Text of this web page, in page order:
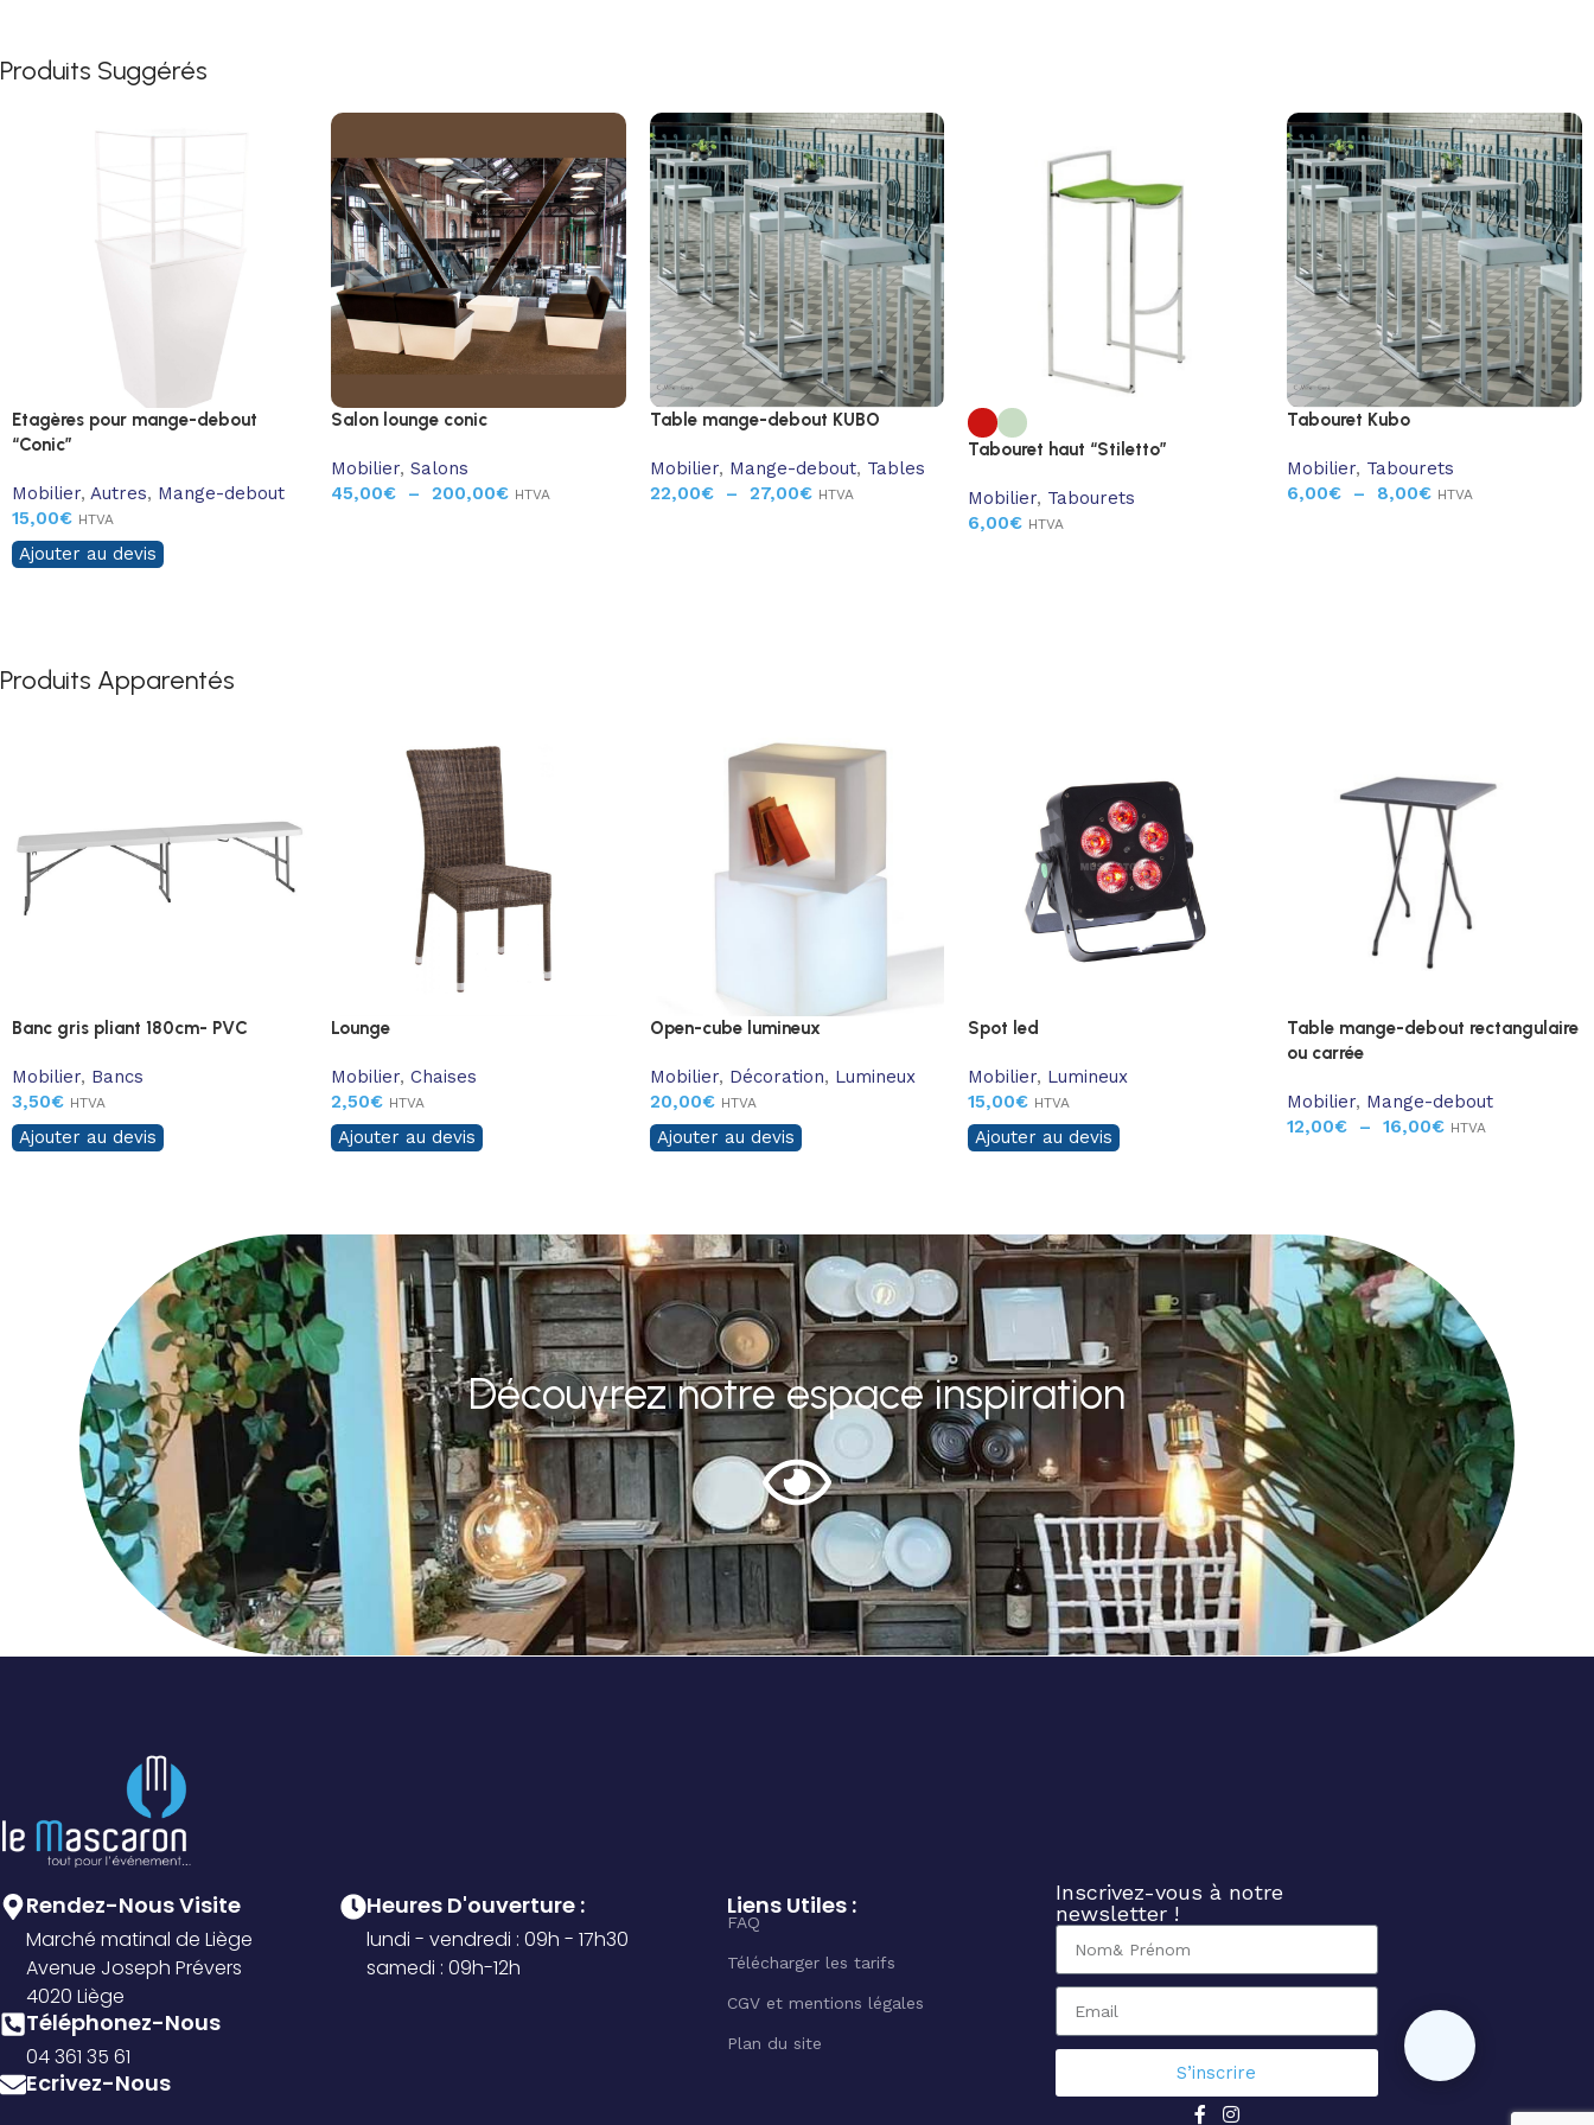
Produits Suggérés
Etagères pour mange-debout
“Conic”
Mobilier, Autres, Mange-debout
15,00€ HTVA
Ajouter au devis
Salon lounge conic
Mobilier, Salons
45,00€ – 200,00€ HTVA
Table mange-debout KUBO
Mobilier, Mange-debout, Tables
22,00€ – 27,00€ HTVA
Tabouret haut “Stiletto”
Mobilier, Tabourets
6,00€ HTVA
Tabouret Kubo
Mobilier, Tabourets
6,00€ – 8,00€ HTVA
Produits Apparentés
Banc gris pliant 180cm- PVC
Mobilier, Bancs
3,50€ HTVA
Ajouter au devis
Lounge
Mobilier, Chaises
2,50€ HTVA
Ajouter au devis
Open-cube lumineux
Mobilier, Décoration, Lumineux
20,00€ HTVA
Ajouter au devis
Spot led
Mobilier, Lumineux
15,00€ HTVA
Ajouter au devis
Table mange-debout rectangulaire
ou carrée
Mobilier, Mange-debout
12,00€ – 16,00€ HTVA
Découvrez notre espace inspiration
Rendez-Nous Visite
Marché matinal de Liège
Avenue Joseph Prévers
4020 Liège
Téléphonez-Nous
04 361 35 61
Ecrivez-Nous
Heures D'ouverture :
lundi - vendredi : 09h - 17h30
samedi : 09h-12h
Liens Utiles :
FAQ
Télécharger les tarifs
CGV et mentions légales
Plan du site
Inscrivez-vous à notre
newsletter !
S’inscrire